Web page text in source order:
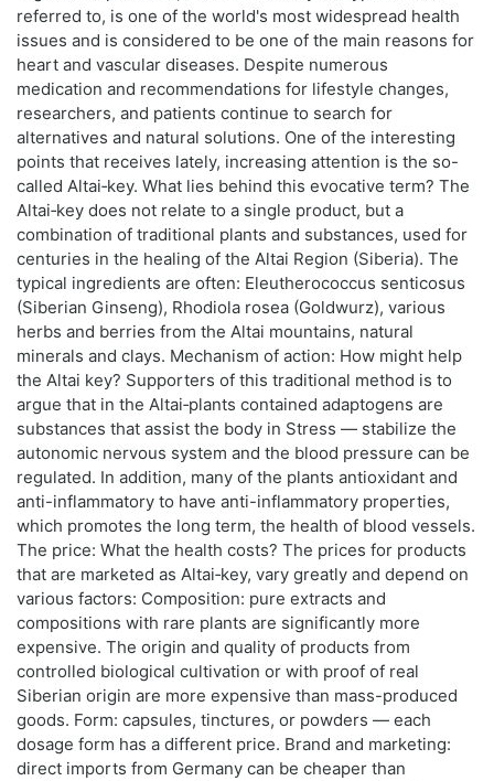
referred to, is one of the world's most widespread health
issues and is considered to be one of the main reasons for
heart and vascular diseases. Despite numerous
medication and recommendations for lifestyle changes,
researchers, and patients continue to search for
alternatives and natural solutions. One of the interesting
points that receives lately, increasing attention is the so-
called Altai‑key. What lies behind this evocative term? The
Altai‑key does not relate to a single product, but a
combination of traditional plants and substances, used for
centuries in the healing of the Altai Region (Siberia). The
typical ingredients are often: Eleutherococcus senticosus
(Siberian Ginseng), Rhodiola rosea (Goldwurz), various
herbs and berries from the Altai mountains, natural
minerals and clays. Mechanism of action: How might help
the Altai key? Supporters of this traditional method is to
argue that in the Altai‑plants contained adaptogens are
substances that assist the body in Stress — stabilize the
autonomic nervous system and the blood pressure can be
regulated. In addition, many of the plants antioxidant and
anti-inflammatory to have anti-inflammatory properties,
which promotes the long term, the health of blood vessels.
The price: What the health costs? The prices for products
that are marketed as Altai‑key, vary greatly and depend on
various factors: Composition: pure extracts and
compositions with rare plants are significantly more
expensive. The origin and quality of products from
controlled biological cultivation or with proof of real
Siberian origin are more expensive than mass-produced
goods. Form: capsules, tinctures, or powders — each
dosage form has a different price. Brand and marketing:
direct imports from Germany can be cheaper than